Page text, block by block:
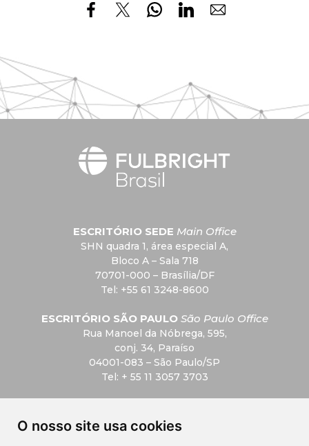
O nosso site usa cookies
ESCRITÓRIO SEDE Main Office
SHN quadra 1, área especial A,
Bloco A – Sala 718
70701-000 – Brasília/DF
Tel: +55 61 3248-8600
ESCRITÓRIO SÃO PAULO São Paulo Office
Rua Manoel da Nóbrega, 595,
conj. 34, Paraíso
04001-083 – São Paulo/SP
Tel: + 55 11 3057 3703
F.A.Q